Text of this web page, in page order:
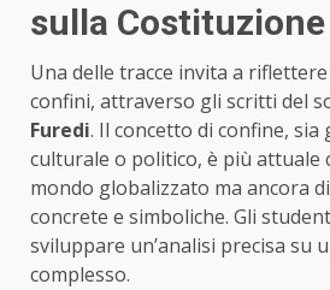
sulla Costituzione
Una delle tracce invita a
confini, attraverso gli scritti del
Furedi. Il concetto di confine, sia
culturale o politico, è più attuale
mondo globalizzato ma ancora
concrete e simboliche. Gli
sviluppare un’analisi precisa su
complesso.